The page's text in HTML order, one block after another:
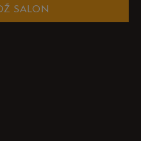
SALON